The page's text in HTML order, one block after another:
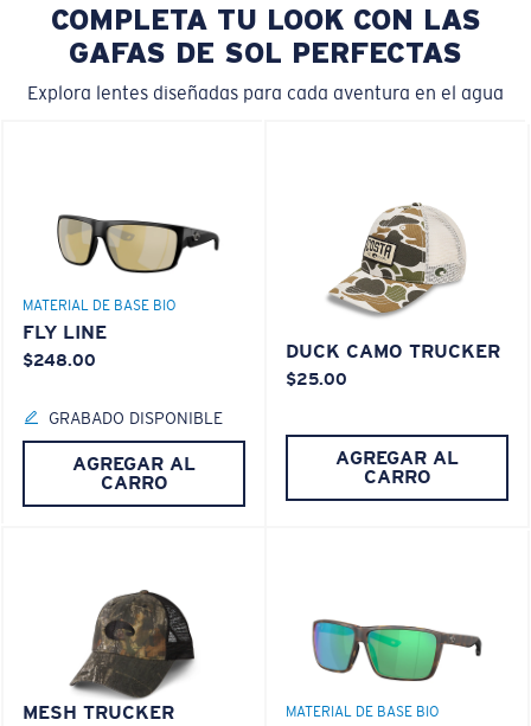
COMPLETA TU LOOK CON LAS
GAFAS DE SOL PERFECTAS
Explora lentes diseñadas para cada aventura en el agua
MATERIAL DE BASE BIO
FLY LINE
$248.00
GRABADO DISPONIBLE
AGREGAR AL
CARRO
DUCK CAMO TRUCKER
$25.00
AGREGAR AL
CARRO
MESH TRUCKER MATERIAL DE BASE BIO